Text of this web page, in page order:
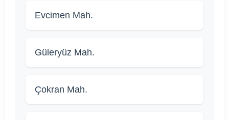
Evcimen Mah.
Güleryüz Mah.
Çokran Mah.